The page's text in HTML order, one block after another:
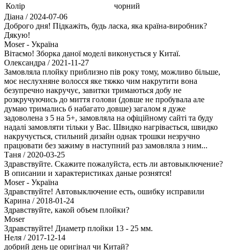
Колір
чорний
Діана / 2024-07-06
Доброго дня! Підкажіть, будь ласка, яка країна-виробник?
Дякую!
Moser - Україна
Вітаємо! Зборка даної моделі виконується у Китаї.
Олександра / 2021-11-27
Замовляла плойку приблизно пів року тому, можливо більше,
моє неслухняне волосся яке тяжко чим накрутити вона
безупречно накручує, завитки тримаються добу не
розкручуючись до миття голови (довше не пробувала але
думаю тримались б набагато довше) загалом я дуже
задоволена з 5 на 5+, замовляла на офіційному сайті та буду
надалі замовляти тільки у Вас. Швидко нагрівається, швидко
накручується, стильний дизайн однак трошки незручно
працювати без зажиму в наступний раз замовляла з ним...
Таня / 2020-03-25
Здравствуйте. Скажите пожалуйста, есть ли автовыключение?
В описании и характеристиках даные рознятся!
Moser - Україна
Здравствуйте! Автовыключение есть, ошибку исправили
Карина / 2018-01-24
Здравствуйте, какой объем плойки?
Moser
Здравствуйте! Диаметр плойки 13 - 25 мм.
Неля / 2017-12-14
добрий день це оригінал чи Китай?